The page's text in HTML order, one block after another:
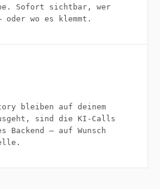
Sofort sichtbar, wer
wo es klemmt.
bleiben auf deinem
sind die KI-Calls
Backend — auf Wunsch